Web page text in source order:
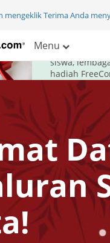
mengeklik Terima Anda
Menu
siswa,
hadiah